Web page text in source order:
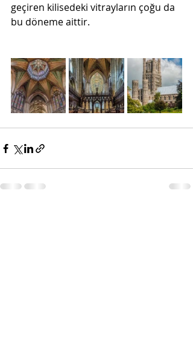
geçiren kilisedeki vitrayların çoğu da
bu döneme aittir.